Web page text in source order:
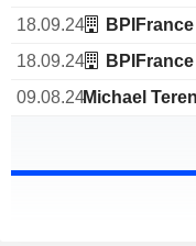
18.09.24
18.09.24
09.08.24Michael